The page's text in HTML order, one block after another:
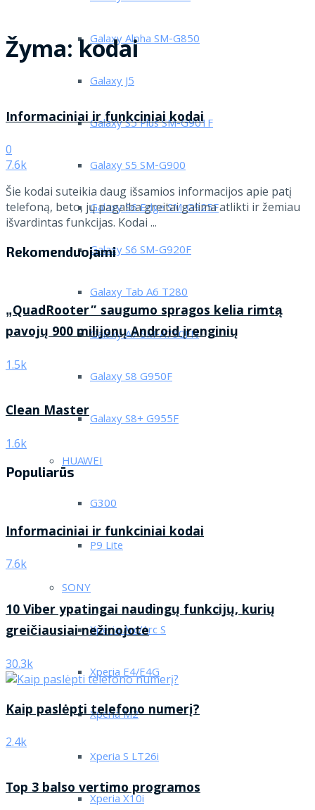
Galaxy Alpha SM-G850
Galaxy J5
Galaxy S5 Plus SM-G901F
Galaxy S5 SM-G900
Galaxy S6 Edge SM-G925F
Galaxy S6 SM-G920F
Galaxy Tab A6 T280
Galaxy A7 SM-A750FN
Galaxy S8 G950F
Galaxy S8+ G955F
HUAWEI
G300
P9 Lite
SONY
Xperia Arc/Arc S
Xperia E4/E4G
Xperia M2
Xperia S LT26i
Xperia X10i
Žyma:kodai
Informaciniai ir funkciniai kodai
0
7.6k
Šie kodai suteikia daug išsamios informacijos apie patį
telefoną, beto, jų pagalba greitai galima atlikti ir žemiau
išvardintas funkcijas. Kodai ...
Rekomenduojami
„QuadRooter” saugumo spragos kelia rimtą
pavojų 900 milijonų Android įrenginių
1.5k
Clean Master
1.6k
Populiarūs
Informaciniai ir funkciniai kodai
7.6k
10 Viber ypatingai naudingų funkcijų, kurių
greičiausiai nežinojote
30.3k
Kaip paslėpti telefono numerį?
2.4k
Top 3 balso vertimo programos